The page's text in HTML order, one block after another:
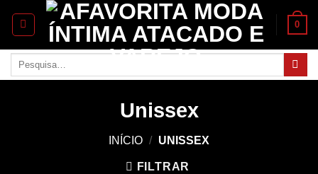
0
Pesquisar
Unissex
INÍCIO / UNISSEX
FILTRAR